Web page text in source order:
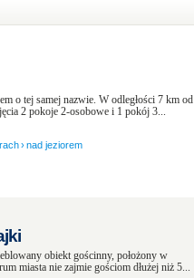
o tej samej nazwie. W odległości 7 km od
2 pokoje 2-osobowe i 1 pokój 3...
›nad jeziorem
obiekt gościnny, położony w
miasta nie zajmie gościom dłużej niż 5...